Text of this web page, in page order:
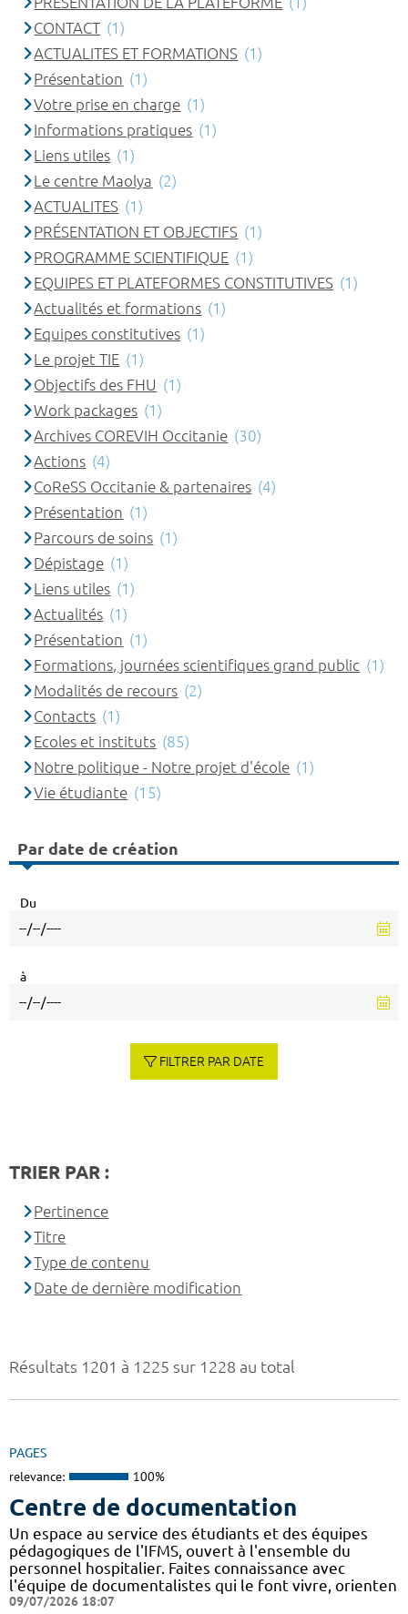
Résultats 1201 à 1225 sur 1228 au total
PAGES
relevance: 100%
Centre de documentation
Un espace au service des étudiants et des équipes
pédagogiques de l'IFMS, ouvert à l'ensemble du
personnel hospitalier. Faites connaissance avec
l'équipe de documentalistes qui le font vivre, orienten
09/07/2026 18:07
CONTACT (1)
ACTUALITES ET FORMATIONS (1)
Présentation (1)
Votre prise en charge (1)
Informations pratiques (1)
Liens utiles (1)
Le centre Maolya (2)
ACTUALITES (1)
PRÉSENTATION ET OBJECTIFS (1)
PROGRAMME SCIENTIFIQUE (1)
EQUIPES ET PLATEFORMES CONSTITUTIVES (1)
Actualités et formations (1)
Equipes constitutives (1)
Le projet TIE (1)
Objectifs des FHU (1)
Work packages (1)
Archives COREVIH Occitanie (30)
Actions (4)
CoReSS Occitanie & partenaires (4)
Présentation (1)
Parcours de soins (1)
Dépistage (1)
Liens utiles (1)
Actualités (1)
Présentation (1)
Formations, journées scientifiques grand public (1)
Modalités de recours (2)
Contacts (1)
Ecoles et instituts (85)
Notre politique - Notre projet d'école (1)
Vie étudiante (15)
Par date de création
Du
à
FILTRER PAR DATE
TRIER PAR :
Pertinence
Titre
Type de contenu
Date de dernière modification